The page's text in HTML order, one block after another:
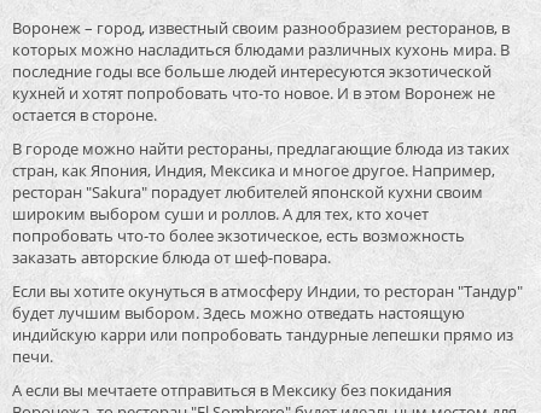
Воронеж – город, известный своим разнообразием ресторанов, в
которых можно насладиться блюдами различных кухонь мира. В
последние годы все больше людей интересуются экзотической
кухней и хотят попробовать что-то новое. И в этом Воронеж не
остается в стороне.
В городе можно найти рестораны, предлагающие блюда из таких
стран, как Япония, Индия, Мексика и многое другое. Например,
ресторан "Sakura" порадует любителей японской кухни своим
широким выбором суши и роллов. А для тех, кто хочет
попробовать что-то более экзотическое, есть возможность
заказать авторские блюда от шеф-повара.
Если вы хотите окунуться в атмосферу Индии, то ресторан "Тандур"
будет лучшим выбором. Здесь можно отведать настоящую
индийскую карри или попробовать тандурные лепешки прямо из
печи.
А если вы мечтаете отправиться в Мексику без покидания